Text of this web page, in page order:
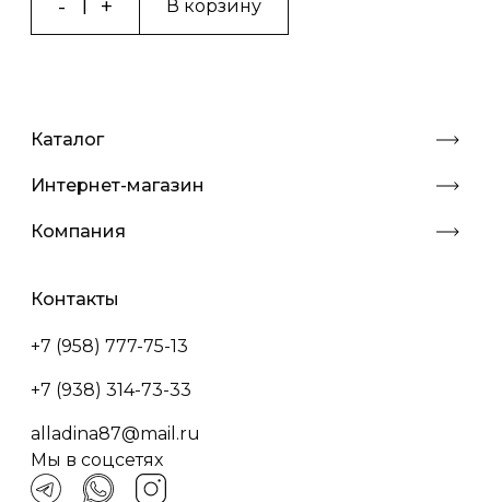
В корзину
Каталог
Интернет-магазин
Компания
Контакты
+7 (958) 777-75-13
+7 (938) 314-73-33
alladina87@mail.ru
Мы в соцсетях